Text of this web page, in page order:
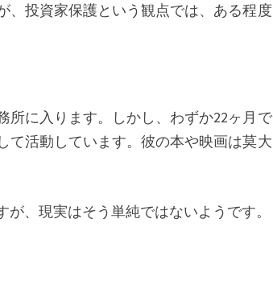
、投資家保護という観点では、ある程度
所に入ります。しかし、わずか22ヶ月で
て活動しています。彼の本や映画は莫大
、現実はそう単純ではないようです。